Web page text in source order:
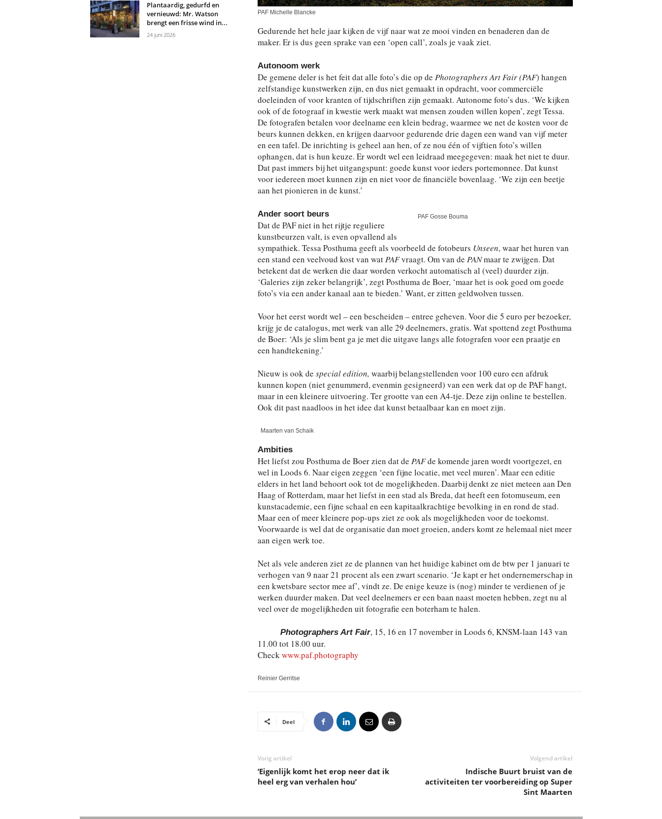
PAF Michelle Blancke
Gedurende het hele jaar kijken de vijf naar wat ze mooi vinden en benaderen dan de
maker. Er is dus geen sprake van een ‘open call’, zoals je vaak ziet.
Autonoom werk
De gemene deler is het feit dat alle foto’s die op de Photographers Art Fair (PAF) hangen
zelfstandige kunstwerken zijn, en dus niet gemaakt in opdracht, voor commerciële
doeleinden of voor kranten of tijdschriften zijn gemaakt. Autonome foto’s dus. ‘We kijken
ook of de fotograaf in kwestie werk maakt wat mensen zouden willen kopen’, zegt Tessa.
De fotografen betalen voor deelname een klein bedrag, waarmee we net de kosten voor de
beurs kunnen dekken, en krijgen daarvoor gedurende drie dagen een wand van vijf meter
en een tafel. De inrichting is geheel aan hen, of ze nou één of vijftien foto’s willen
ophangen, dat is hun keuze. Er wordt wel een leidraad meegegeven: maak het niet te duur.
Dat past immers bij het uitgangspunt: goede kunst voor ieders portemonnee. Dat kunst
voor iedereen moet kunnen zijn en niet voor de financiële bovenlaag. ‘We zijn een beetje
aan het pionieren in de kunst.’
PAF Gosse Bouma
Ander soort beurs
Dat de PAF niet in het rijtje reguliere
kunstbeurzen valt, is even opvallend als
sympathiek. Tessa Posthuma geeft als voorbeeld de fotobeurs Unseen, waar het huren van
een stand een veelvoud kost van watPAFvraagt. Om van de PANmaar te zwijgen. Dat
betekent dat de werken die daar worden verkocht automatisch al (veel) duurder zijn.
‘Galeries zijn zeker belangrijk’, zegt Posthuma de Boer, ‘maar het is ook goed om goede
foto’s via een ander kanaal aan te bieden.’ Want, er zitten geldwolven tussen.
Voor het eerst wordt wel – een bescheiden – entree geheven. Voor die 5 euro per bezoeker,
krijg je de catalogus, met werk van alle 29 deelnemers, gratis. Wat spottend zegt Posthuma
de Boer: ‘Als je slim bent ga je met die uitgave langs alle fotografen voor een praatje en
een handtekening.’
Nieuw is ook de special edition, waarbij belangstellenden voor 100 euro een afdruk
kunnen kopen (niet genummerd, evenmin gesigneerd) van een werk dat op de PAF hangt,
maar in een kleinere uitvoering. Ter grootte van een A4-tje. Deze zijn online te bestellen.
Ook dit past naadloos in het idee dat kunst betaalbaar kan en moet zijn.
Maarten van Schaik
Ambities
Het liefst zou Posthuma de Boer zien dat de PAFde komende jaren wordt voortgezet, en
wel in Loods 6. Naar eigen zeggen ‘een fijne locatie, met veel muren’. Maar een editie
elders in het land behoort ook tot de mogelijkheden. Daarbij denkt ze niet meteen aan Den
Haag of Rotterdam, maar het liefst in een stad als Breda, dat heeft een fotomuseum, een
kunstacademie, een fijne schaal en een kapitaalkrachtige bevolking in en rond de stad.
Maar een of meer kleinere pop-ups ziet ze ook als mogelijkheden voor de toekomst.
Voorwaarde is wel dat de organisatie dan moet groeien, anders komt ze helemaal niet meer
aan eigen werk toe.
Net als vele anderen ziet ze de plannen van het huidige kabinet om de btw per 1 januari te
verhogen van 9 naar 21 procent als een zwart scenario. ‘Je kapt er het ondernemerschap in
een kwetsbare sector mee af’, vindt ze. De enige keuze is (nog) minder te verdienen of je
werken duurder maken. Dat veel deelnemers er een baan naast moeten hebben, zegt nu al
veel over de mogelijkheden uit fotografie een boterham te halen.
Photographers Art Fair, 15, 16 en 17 november in Loods 6, KNSM-laan 143 van
11.00 tot 18.00 uur.
Checkwww.paf.photography
Reinier Gerritse
Deel
Vorig artikel
‘Eigenlijk komt het erop neer dat ik
heel erg van verhalen hou’
Volgend artikel
Indische Buurt bruist van de
activiteiten ter voorbereiding op Super
Sint Maarten
Plantaardig, gedurfd en
vernieuwd: Mr. Watson
brengt een frisse wind in...
24 juni 2026